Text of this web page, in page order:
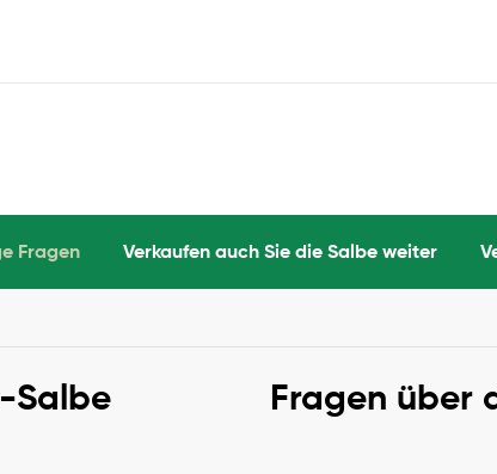
Fragen Verkaufen auch Sie die Salbe weiter
Salbe Fragen über